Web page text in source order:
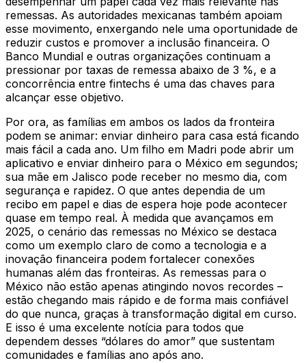
remessas. As autoridades mexicanas também apoiam
esse movimento, enxergando nele uma oportunidade de
reduzir custos e promover a inclusão financeira. O
Banco Mundial e outras organizações continuam a
pressionar por taxas de remessa abaixo de 3 %, e a
concorrência entre fintechs é uma das chaves para
alcançar esse objetivo.
Por ora, as famílias em ambos os lados da fronteira
podem se animar: enviar dinheiro para casa está ficando
mais fácil a cada ano. Um filho em Madri pode abrir um
aplicativo e enviar dinheiro para o México em segundos;
sua mãe em Jalisco pode receber no mesmo dia, com
segurança e rapidez. O que antes dependia de um
recibo em papel e dias de espera hoje pode acontecer
quase em tempo real. À medida que avançamos em
2025, o cenário das remessas no México se destaca
como um exemplo claro de como a tecnologia e a
inovação financeira podem fortalecer conexões
humanas além das fronteiras. As remessas para o
México não estão apenas atingindo novos recordes –
estão chegando mais rápido e de forma mais confiável
do que nunca, graças à transformação digital em curso.
E isso é uma excelente notícia para todos que
dependem desses “dólares do amor” que sustentam
comunidades e famílias ano após ano.